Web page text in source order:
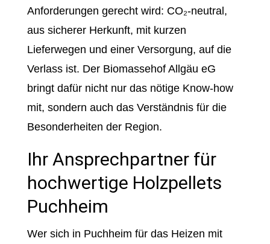
Anforderungen gerecht wird: CO₂-neutral,
aus sicherer Herkunft, mit kurzen
Lieferwegen und einer Versorgung, auf die
Verlass ist. Der Biomassehof Allgäu eG
bringt dafür nicht nur das nötige Know-how
mit, sondern auch das Verständnis für die
Besonderheiten der Region.
Ihr Ansprechpartner für
hochwertige Holzpellets
Puchheim
Wer sich in Puchheim für das Heizen mit